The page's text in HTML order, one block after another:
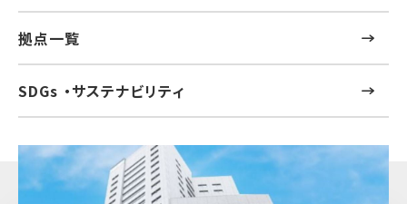
拠点一覧
SDGs ・サステナビリティ